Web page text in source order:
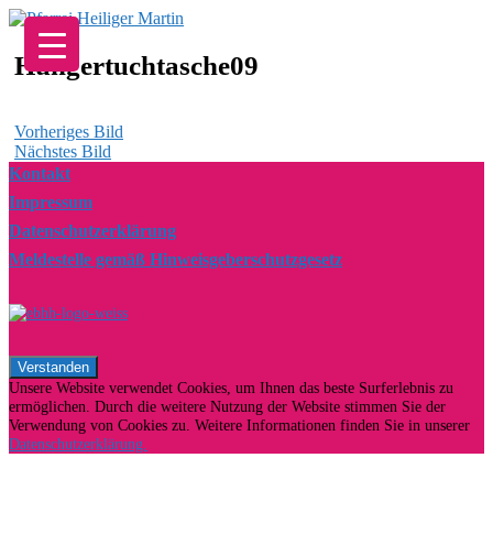
Zum
Inhalt
springen
Hungertuchtasche09
Vorheriges Bild
Nächstes Bild
Kontakt
Impressum
Datenschutzerklärung
Meldestelle gemäß Hinweisgeberschutzgesetz
Unsere Website verwendet Cookies, um Ihnen das beste Surferlebnis zu
ermöglichen. Durch die weitere Nutzung der Website stimmen Sie der
Verwendung von Cookies zu. Weitere Informationen finden Sie in unserer
Datenschutzerklärung.